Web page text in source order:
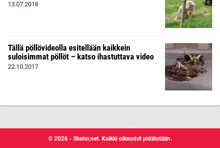
13.07.2018
Tällä pöllövideolla esitellään kaikkein
suloisimmat pöllöt – katso ihastuttava video
22.10.2017
© 2026 - Sketsi.net. Kaikki oikeudet pidätetään.